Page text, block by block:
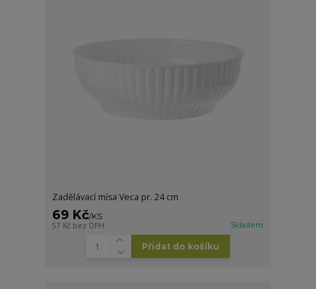
Zadělávací mísa Veca pr. 24 cm
69 Kč/KS
57 Kč bez DPH Skladem
Přidat do košíku